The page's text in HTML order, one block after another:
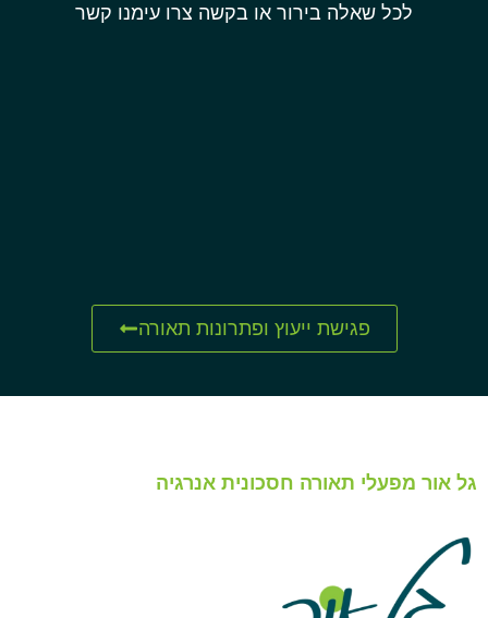
לכל שאלה בירור או בקשה צרו עימנו קשר
פגישת ייעוץ ופתרונות תאורה
גל אור מפעלי תאורה חסכונית אנרגיה